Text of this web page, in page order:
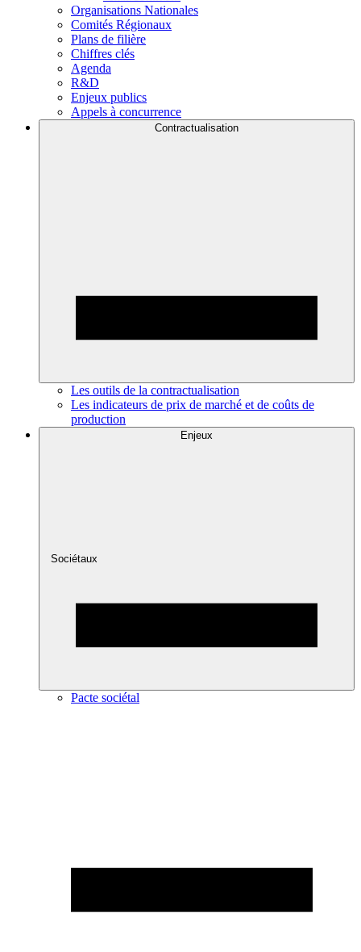
Organisations Nationales
Comités Régionaux
Plans de filière
Chiffres clés
Agenda
R&D
Enjeux publics
Appels à concurrence
Contractualisation
Les outils de la contractualisation
Les indicateurs de prix de marché et de coûts de
production
Enjeux
Sociétaux
Pacte sociétal